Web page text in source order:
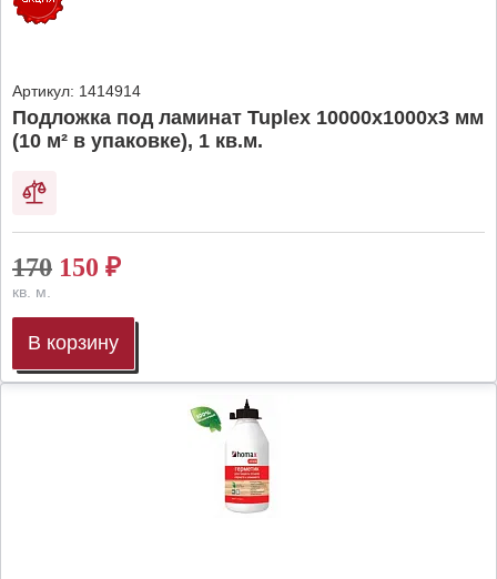
Артикул: 1414914
Подложка под ламинат Tuplex 10000x1000x3 мм
(10 м² в упаковке), 1 кв.м.
170 150 ₽
кв. м.
В корзину